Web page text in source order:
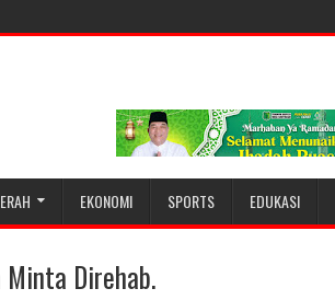
EKONOMI SPORTS EDUKASI
Direhab.